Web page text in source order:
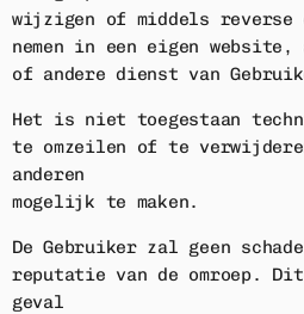
wijzigen of middels reverse
nemen in een eigen
of andere dienst van
Het is niet toegestaan
te omzeilen of te
anderen
mogelijk te maken.
De Gebruiker zal geen
reputatie van de omroep.
geval